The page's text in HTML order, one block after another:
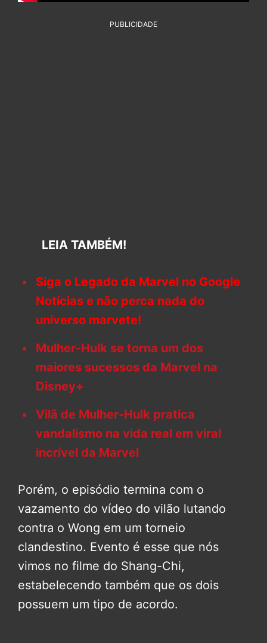
PUBLICIDADE
LEIA TAMBÉM!
Siga o Legado da Marvel no Google
Notícias e não perca nada do
universo marvete!
Mulher-Hulk se torna um dos
maiores sucessos da Marvel na
Disney+
Vilã de Mulher-Hulk pratica
vandalismo na vida real em viral
incrível da Marvel
Porém, o episódio termina com o
vazamento do vídeo do vilão lutando
contra o Wong em um torneio
clandestino. Evento é esse que nós
vimos no filme do Shang-Chi,
estabelecendo também que os dois
possuem um tipo de acordo.